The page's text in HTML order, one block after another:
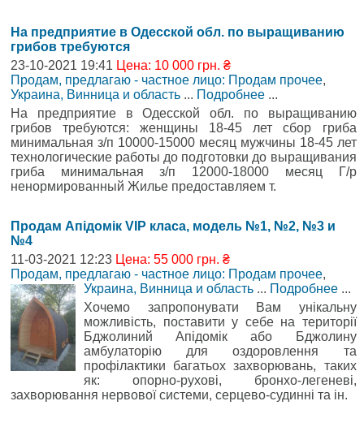
На предприятие в Одесской обл. по выращиванию
грибов требуются
23-10-2021 19:41 Цена: 10 000 грн. ₴
Продам, предлагаю - частное лицо: Продам прочее,
Украина, Винница и область ... Подробнее ...
На предприятие в Одесской обл. по выращиванию
грибов требуются: женщины 18-45 лет сбор гриба
минимальная з/п 10000-15000 месяц мужчины 18-45 лет
технологические работы до подготовки до выращивания
гриба минимальная з/п 12000-18000 месяц Г/р
ненормированный Жилье предоставляем т.
Продам Апідомік VIP класа, модель №1, №2, №3 и
№4
11-03-2021 12:23 Цена: 55 000 грн. ₴
Продам, предлагаю - частное лицо: Продам прочее,
Украина, Винница и область ... Подробнее ...
Хочемо запропонувати Вам унікальну
можливість, поставити у себе на території
Бджолиний Апідомік або Бджолину
амбулаторію для оздоровлення та
профілактики багатьох захворювань, таких
як: опорно-рухові, бронхо-легеневі,
захворювання нервової системи, серцево-судинні та ін.